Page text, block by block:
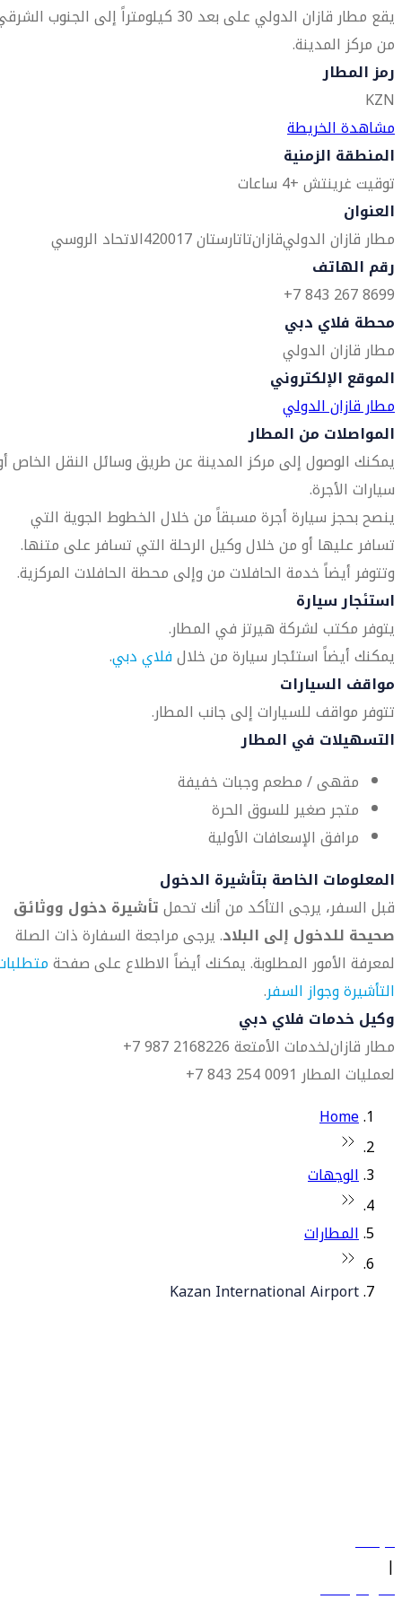
يقع مطار قازان الدولي على بعد 30 كيلومتراً إلى الجنوب
من مركز المدينة.
رمز المطار
KZN
مشاهدة الخريطة
المنطقة الزمنية
توقيت غرينتش +4 ساعات
العنوان
مطار قازان الدوليقازانتاتارستان 420017
الاتحاد الروسي
رقم الهاتف
8699 267 843 7+
محطة فلاي دبي
مطار قازان الدولي
الموقع الإلكتروني
مطار قازان الدولي
المواصلات من المطار
يمكنك الوصول إلى مركز المدينة عن طريق وسائل النقل الخاص
سيارات الأجرة.
ينصح بحجز سيارة أجرة مسبقاً من خلال الخطوط الجوية التي
تسافر عليها أو من خلال وكيل الرحلة التي تسافر على متنها.
وتتوفر أيضاً خدمة الحافلات من وإلى محطة الحافلات المركزية.
استئجار سيارة
يتوفر مكتب لشركة هيرتز في المطار.
يمكنك أيضاً استئجار سيارة من خلالفلاي دبي.
مواقف السيارات
تتوفر مواقف للسيارات إلى جانب المطار.
التسهيلات في المطار
مقهى / مطعم وجبات خفيفة
متجر صغير للسوق الحرة
مرافق الإسعافات الأولية
المعلومات الخاصة بتأشيرة الدخول
قبل السفر، يرجى التأكد من أنك تحملتأشيرة دخول ووثائق
صحيحة للدخول إلى البلاد. يرجى مراجعة السفارة ذات الصلة
لمعرفة الأمور المطلوبة. يمكنك أيضاً الاطلاع على صفحة
التأشيرة وجواز السفر.
وكيل خدمات فلاي دبي
مطار قازانلخدمات الأمتعة 2168226 987 7+
لعمليات المطار 0091 254 843 7+
Home
الوجهات
المطارات
Kazan International Airport
سياساتنا
|
الشروط والأحكام